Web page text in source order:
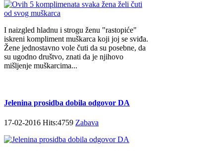
I naizgled hladnu i strogu ženu "rastopiće"
iskreni kompliment muškarca koji joj se sviđa.
Žene jednostavno vole čuti da su posebne, da
su ugodno društvo, znati da je njihovo
mišljenje muškarcima...
Jelenina prosidba dobila odgovor DA
17-02-2016 Hits:4759 Zabava